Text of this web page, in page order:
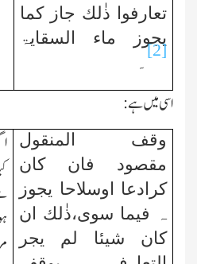
تعارفوا ذٰلك جاز کما
یجوز ماء السقایۃ
[2]
۔
اسی میں ہے:
وقف المنقول
مقصود فان کان
کرادعا اوسلاحا یجوز
ہ فیما سوی،ذٰلك ان
کان شیئا لم یجر